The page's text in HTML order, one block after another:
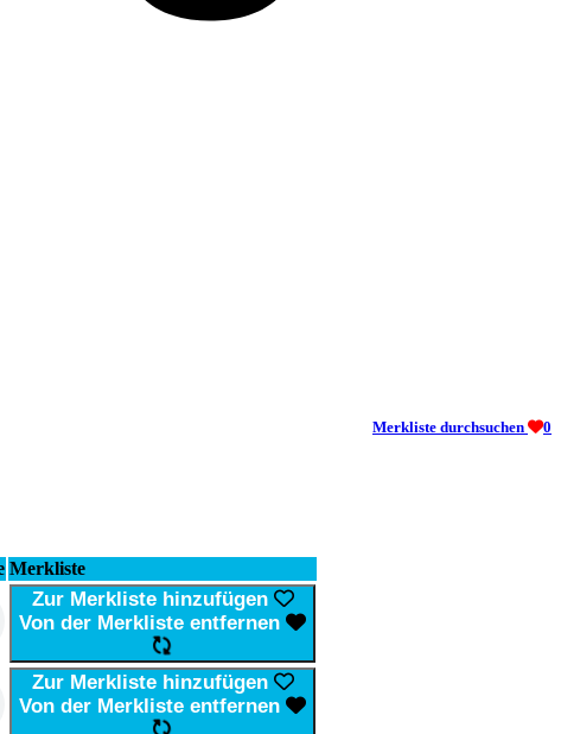
Merkliste durchsuchen 0
Merkliste
Zur Merkliste hinzufügen
Von der Merkliste entfernen
Zur Merkliste hinzufügen
Von der Merkliste entfernen